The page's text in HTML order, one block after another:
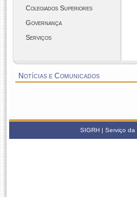
Colegiados Superiores
Governança
Serviços
Notícias e Comunicados
SIGRH | Serviço